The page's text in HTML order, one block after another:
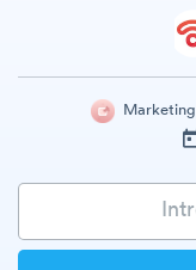
Marketing